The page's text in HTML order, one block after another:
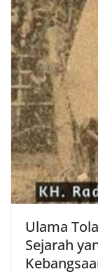
Ulama
Sejarah